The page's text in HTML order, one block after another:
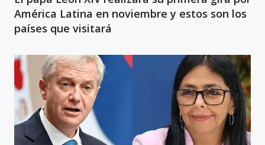
América Latina en noviembre y estos son los
países que visitará